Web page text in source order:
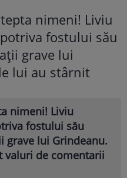
nimeni! Liviu
fostului său
grave lui Grindeanu.
valuri de comentarii